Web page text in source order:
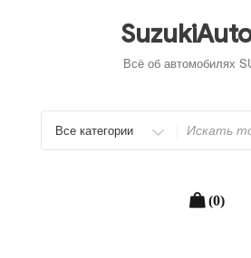
Всё об автомобилях
Искать
(0)